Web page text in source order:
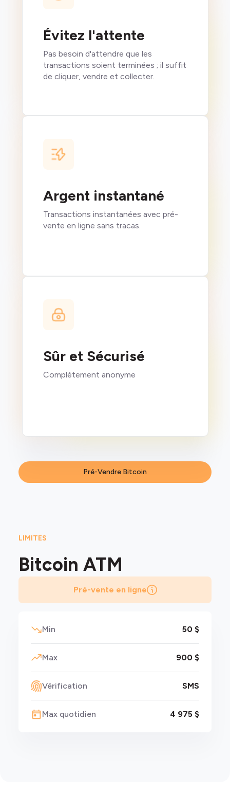
Évitez l'attente
Pas besoin d'attendre que les
transactions soient terminées ; il suffit
de cliquer, vendre et collecter.
Argent instantané
Transactions instantanées avec pré-
vente en ligne sans tracas.
Sûr et Sécurisé
Complètement anonyme
Pré-Vendre Bitcoin
Pré-vente en ligne
Min 50 $
Max 900 $
Vérification SMS
Max quotidien 4 975 $
LIMITES
Bitcoin ATM